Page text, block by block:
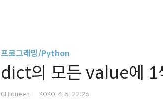
프로그래밍/Python
dict의 모든 value에 1
CHIqueen 2020. 4. 5. 22:26